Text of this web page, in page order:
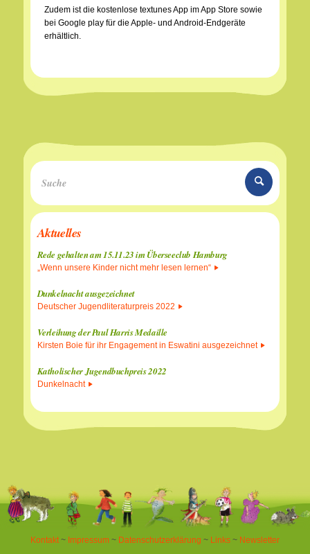
Zudem ist die kostenlose textunes App im App Store sowie
bei Google play für die Apple- und Android-Endgeräte
erhältlich.
Aktuelles
Rede gehalten am 15.11.23 im Überseeclub Hamburg
„Wenn unsere Kinder nicht mehr lesen lernen“
Dunkelnacht ausgezeichnet
Deutscher Jugendliteraturpreis 2022
Verleihung der Paul Harris Medaille
Kirsten Boie für ihr Engagement in Eswatini ausgezeichnet
Katholischer Jugendbuchpreis 2022
Dunkelnacht
Kontakt~ Impressum ~ Datenschutzerklärung ~ Links ~ Newsletter